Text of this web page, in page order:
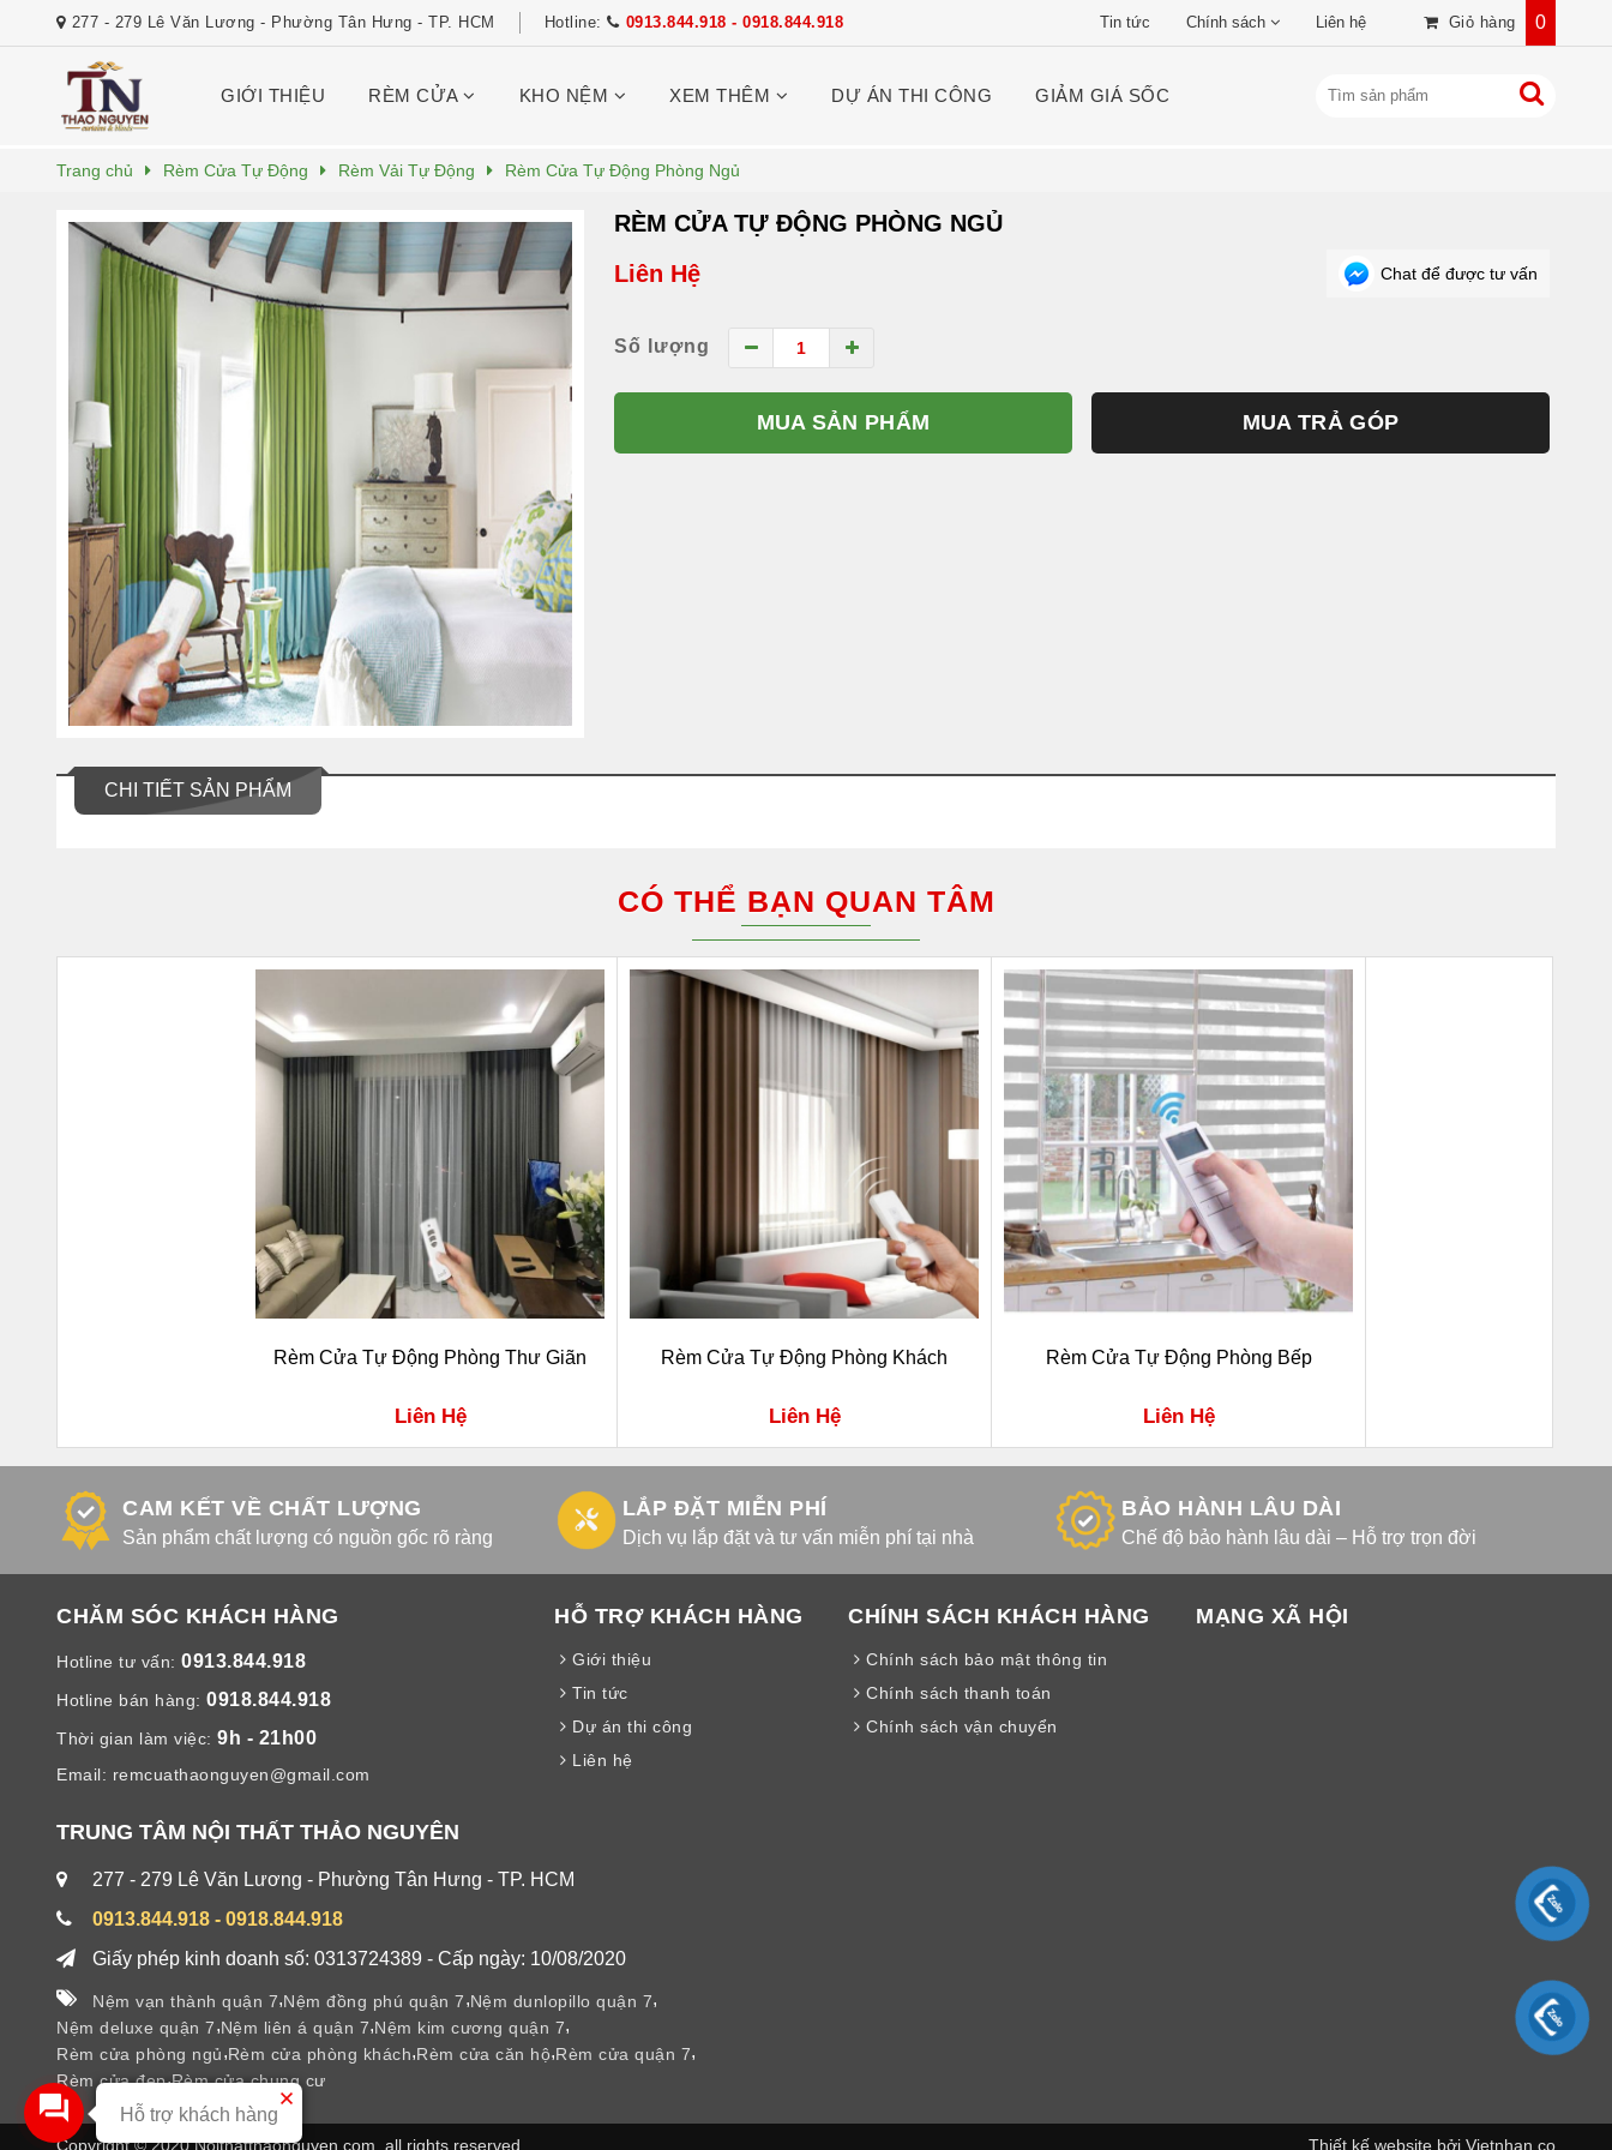
277 - 279 Lê Văn Lương - Phường Tân Hưng - TP. HCM Hotline: 0913.844.918 - 0918.844.918 Tin tức Chính sách Liên hệ Giỏ hàng 0
GIỚI THIỆU RÈM CỬA KHO NỆM XEM THÊM DỰ ÁN THI CÔNG GIẢM GIÁ SỐC
Trang chủ Rèm Cửa Tự Động Rèm Vải Tự Động Rèm Cửa Tự Động Phòng Ngủ
RÈM CỬA TỰ ĐỘNG PHÒNG NGỦ
Liên Hệ
Chat để được tư vấn
Số lượng
MUA SẢN PHẨM MUA TRẢ GÓP
CHI TIẾT SẢN PHẨM
CÓ THỂ BẠN QUAN TÂM
Rèm Cửa Tự Động Phòng Thư Giãn
Liên Hệ
Rèm Cửa Tự Động Phòng Khách
Liên Hệ
Rèm Cửa Tự Động Phòng Bếp
Liên Hệ
CAM KẾT VỀ CHẤT LƯỢNG
Sản phẩm chất lượng có nguồn gốc rõ ràng
LẮP ĐẶT MIỄN PHÍ
Dịch vụ lắp đặt và tư vấn miễn phí tại nhà
BẢO HÀNH LÂU DÀI
Chế độ bảo hành lâu dài – Hỗ trợ trọn đời
CHĂM SÓC KHÁCH HÀNG
Hotline tư vấn: 0913.844.918
Hotline bán hàng: 0918.844.918
Thời gian làm việc: 9h - 21h00
Email: remcuathaonguyen@gmail.com
HỖ TRỢ KHÁCH HÀNG
Giới thiệu
Tin tức
Dự án thi công
Liên hệ
CHÍNH SÁCH KHÁCH HÀNG
Chính sách bảo mật thông tin
Chính sách thanh toán
Chính sách vận chuyển
MẠNG XÃ HỘI
TRUNG TÂM NỘI THẤT THẢO NGUYÊN
277 - 279 Lê Văn Lương - Phường Tân Hưng - TP. HCM
0913.844.918 - 0918.844.918
Giấy phép kinh doanh số: 0313724389 - Cấp ngày: 10/08/2020
Nệm vạn thành quận 7,Nệm đồng phú quận 7,Nệm dunlopillo quận 7,
Nệm deluxe quận 7,Nệm liên á quận 7,Nệm kim cương quận 7,
Rèm cửa phòng ngủ,Rèm cửa phòng khách,Rèm cửa căn hộ,Rèm cửa quận 7,
Rèm cửa đẹp,Rèm cửa chung cư
Copyright © 2020 Noithatthaonguyen.com, all rights reserved. Thiết kế website bởi Vietnhan.co
Hỗ trợ khách hàng